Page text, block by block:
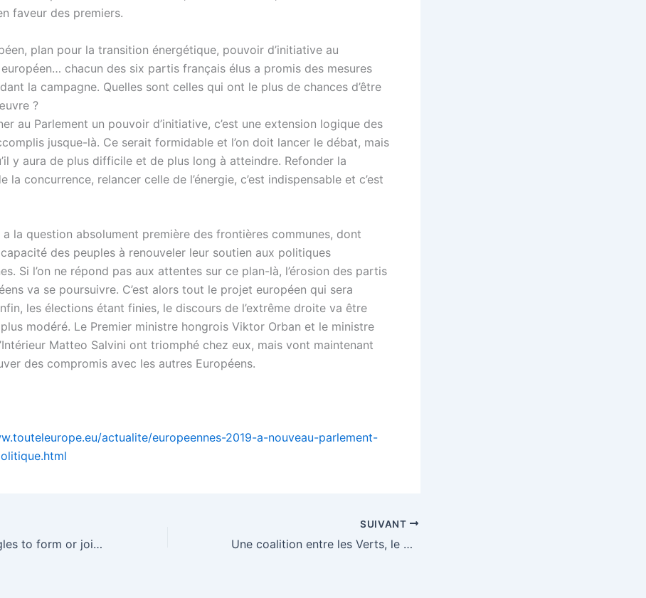
faveur des premiers.
plan pour la transition énergétique, pouvoir d’initiative au
chacun des six partis français élus a promis des mesures
la campagne. Quelles sont celles qui ont le plus de chances d’être
?
au Parlement un pouvoir d’initiative, c’est une extension logique des
jusque-là. Ce serait formidable et l’on doit lancer le débat, mais
y aura de plus difficile et de plus long à atteindre. Refonder la
la concurrence, relancer celle de l’énergie, c’est indispensable et c’est
la question absolument première des frontières communes, dont
des peuples à renouveler leur soutien aux politiques
Si l’on ne répond pas aux attentes sur ce plan-là, l’érosion des partis
va se poursuivre. C’est alors tout le projet européen qui sera
les élections étant finies, le discours de l’extrême droite va être
modéré. Le Premier ministre hongrois Viktor Orban et le ministre
Matteo Salvini ont triomphé chez eux, mais vont maintenant
des compromis avec les autres Européens.
actualite/europeennes-2019-a-nouveau-parlement-
Five Star struggles to form or join an EU Parliament group
SUIVANT
Une coalition entre les Verts, le SPD et la gauche se profile en Allemagne – EURACTIV.fr